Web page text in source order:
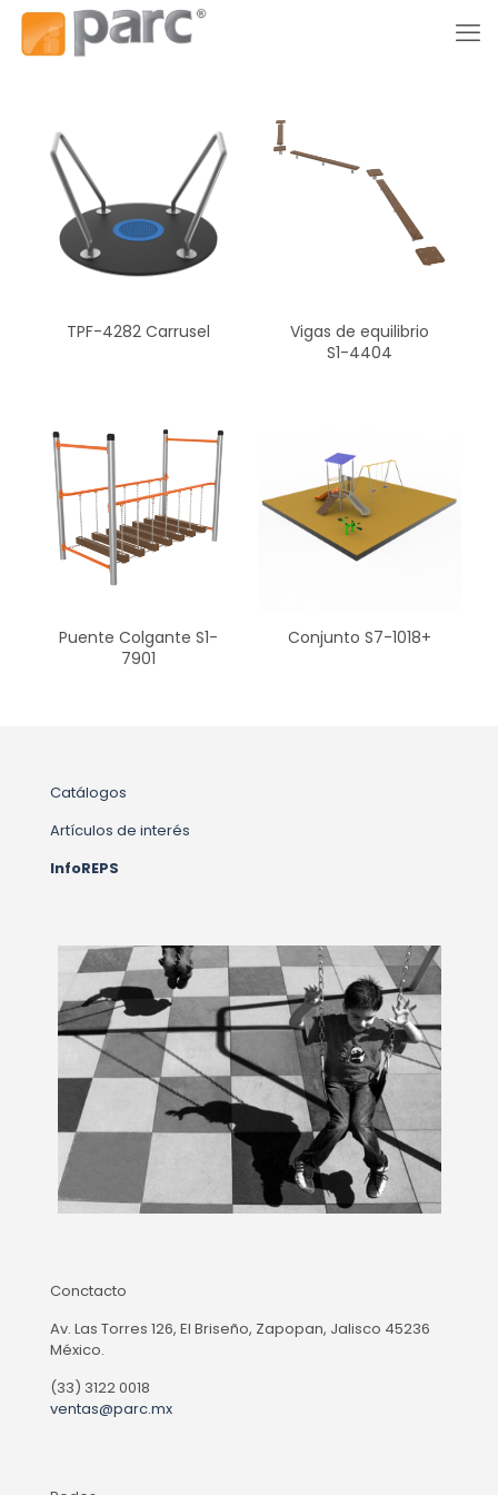
TPF-4282 Carrusel
Vigas de equilibrio
S1-4404
Puente Colgante S1-
7901
Conjunto S7-1018+
Catálogos
Artículos de interés
InfoREPS
Conctacto
Av. Las Torres 126, El Briseño, Zapopan, Jalisco 45236
México.
(33) 3122 0018
ventas@parc.mx